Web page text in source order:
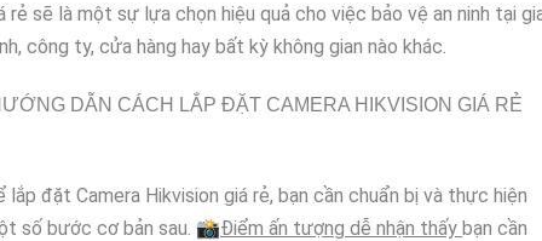
rẻ sẽ là một sự lựa chọn hiệu quả cho việc bảo vệ an ninh tại
công ty, cửa hàng hay bất kỳ không gian nào khác.
DẪN CÁCH LẮP ĐẶT CAMERA HIKVISION GIÁ RẺ
lắp đặt Camera Hikvision giá rẻ, bạn cần chuẩn bị và thực hiện
số bước cơ bản sau. 📸Điểm ấn tượng dễ nhận thấy bạn cần